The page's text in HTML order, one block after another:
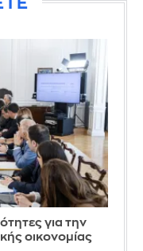
για την
οικονομίας